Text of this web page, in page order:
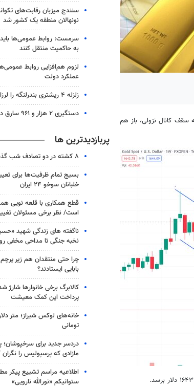
سقف کانال نزولی، باز هم
سنندج میزبان رقابت‌های
نونهالان منطقه یک کشور شد
سرمست: روابط عمومی‌ها
به حاکمیت منتقل کنند
لزوم هم‌افزایی روابط‌
عملکرد دولت
زلزله ۴ ریشتری بندرلنگه را لرزاند
دستگیری ۲ هزار و ۹۶۱ سارق در آذربایجان‌شرقی
پربازدیدترین ها
۸ کشته در دو تصادف شب گذشته
بسیج تمام ظرفیت‌ها برای
خلبانان سوخو ۲۴ ایران
قطع همکاری با قلعه نویی
است/ نظر برخی مسئولان
ناگفته های زندگی شهید
نخبه جنگی تا مداحی مخفی
چرا حتی منتقدان هم زیر
بابایی ایستادند؟
کالابرگ برخی خانوارها شارژ
پرداخت این کمک معیشت
خانه‌های لوکس شیراز؛ متر
تومانی
دردسر جدید برای سرخپوشان؛
مازادی که پرسپولیس را نگران
اطلاعیه مراسم تشییع پیکر
ستوانیکم «نورالله نارویی»